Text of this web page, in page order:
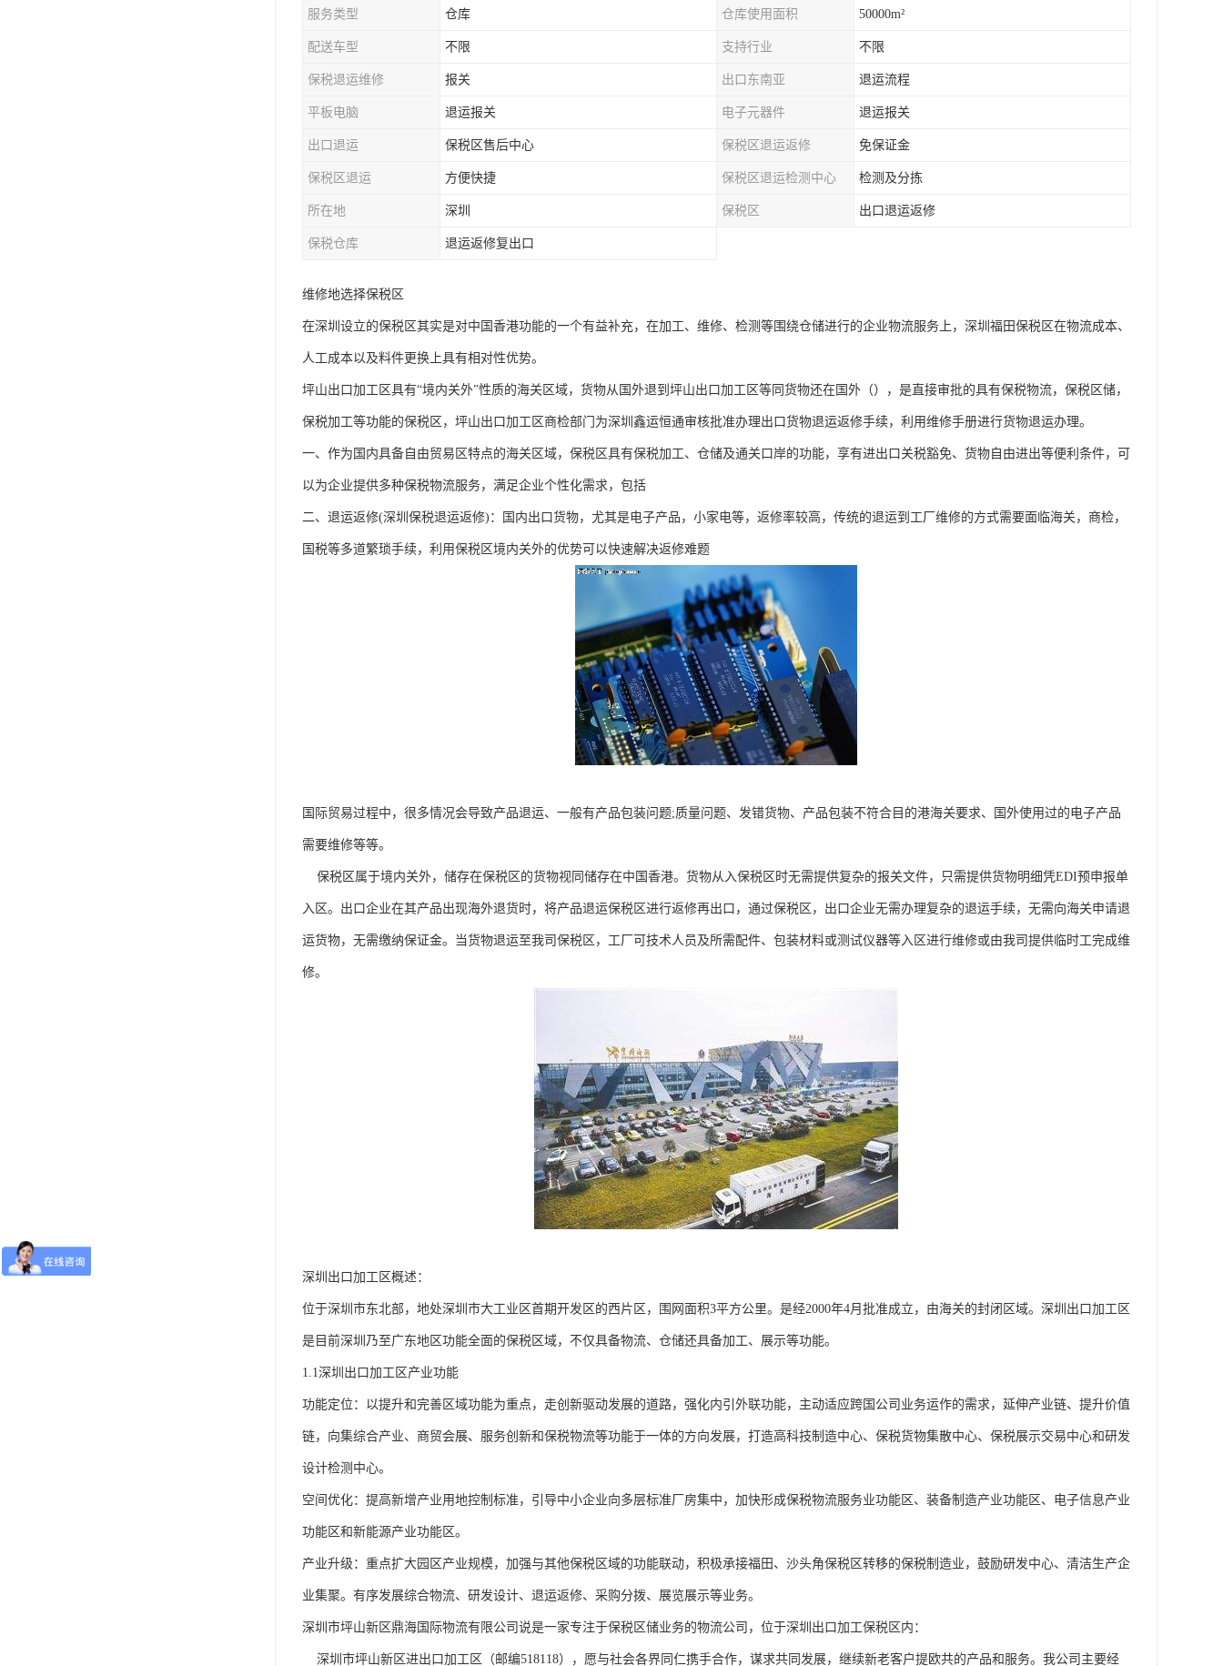
服务类型 仓库 仓库使用面积 50000m²
配送车型 不限 支持行业 不限
保税退运维修 报关 出口东南亚 退运流程
平板电脑 退运报关 电子元器件 退运报关
出口退运 保税区售后中心 保税区退运返修 免保证金
保税区退运 方便快捷 保税区退运检测中心 检测及分拣
所在地 深圳 保税区 出口退运返修
保税仓库 退运返修复出口
维修地选择保税区
在深圳设立的保税区其实是对中国香港功能的一个有益补充，在加工、维修、检测等围绕仓储进行的企业物流服务上，深圳福田保税区在物流成本、
人工成本以及料件更换上具有相对性优势。
坪山出口加工区具有“境内关外”性质的海关区域，货物从国外退到坪山出口加工区等同货物还在国外（），是直接审批的具有保税物流，保税区储，
保税加工等功能的保税区，坪山出口加工区商检部门为深圳鑫运恒通审核批准办理出口货物退运返修手续，利用维修手册进行货物退运办理。
一、作为国内具备自由贸易区特点的海关区域，保税区具有保税加工、仓储及通关口岸的功能，享有进出口关税豁免、货物自由进出等便利条件，可
以为企业提供多种保税物流服务，满足企业个性化需求，包括
二、退运返修(深圳保税退运返修)：国内出口货物，尤其是电子产品，小家电等，返修率较高，传统的退运到工厂维修的方式需要面临海关，商检，
国税等多道繁琐手续，利用保税区境内关外的优势可以快速解决返修难题
国际贸易过程中，很多情况会导致产品退运、一般有产品包装问题;‌质量问题、发错货物、产品包装不符合目的港海关要求、国外使用过的电子产品
需要维修等等。
保税区属于境内关外，储存在保税区的货物视同储存在中国香港。货物从入保税区时无需提供复杂的报关文件，只需提供货物明细凭EDI预申报单
入区。出口企业在其产品出现海外退货时，将产品退运保税区进行返修再出口，通过保税区，出口企业无需办理复杂的退运手续，无需向海关申请退
运货物，无需缴纳保证金。当货物退运至我司保税区，工厂可技术人员及所需配件、包装材料或测试仪器等入区进行维修或由我司提供临时工完成维
修。
深圳出口加工区概述：
位于深圳市东北部，地处深圳市大工业区首期开发区的西片区，围网面积3平方公里。是经2000年4月批准成立，由海关的封闭区域。深圳出口加工区
是目前深圳乃至广东地区功能全面的保税区域，不仅具备物流、仓储还具备加工、展示等功能。
1.1深圳出口加工区产业功能
功能定位：以提升和完善区域功能为重点，走创新驱动发展的道路，强化内引外联功能，主动适应跨国公司业务运作的需求，延伸产业链、提升价值
链，向集综合产业、商贸会展、服务创新和保税物流等功能于一体的方向发展，打造高科技制造中心、保税货物集散中心、保税展示交易中心和研发
设计检测中心。
空间优化：提高新增产业用地控制标准，引导中小企业向多层标准厂房集中，加快形成保税物流服务业功能区、装备制造产业功能区、电子信息产业
功能区和新能源产业功能区。
产业升级：重点扩大园区产业规模，加强与其他保税区域的功能联动，积极承接福田、沙头角保税区转移的保税制造业，鼓励研发中心、清洁生产企
业集聚。有序发展综合物流、研发设计、退运返修、采购分拨、展览展示等业务。
深圳市坪山新区鼎海国际物流有限公司说是一家专注于保税区储业务的物流公司，位于深圳出口加工保税区内：
深圳市坪山新区进出口加工区（邮编518118），愿与社会各界同仁携手合作，谋求共同发展，继续新老客户提欧共的产品和服务。我公司主要经